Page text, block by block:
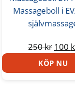
Massageboll i
250kr Det
priset
100
KÖP NU